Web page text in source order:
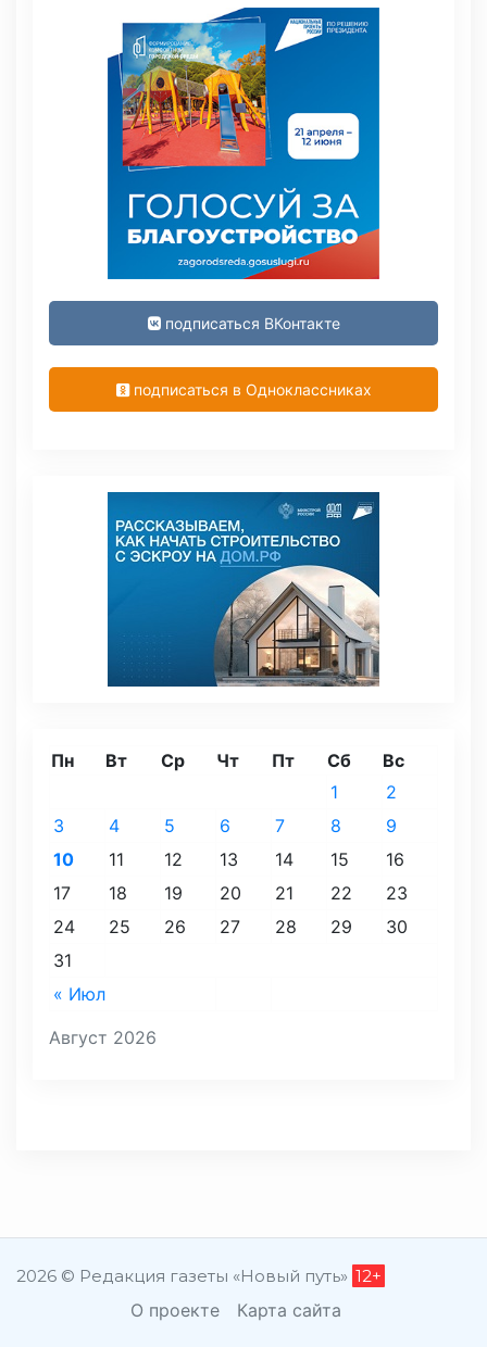
подписаться ВКонтакте
подписаться в Одноклассниках
Август 2026
Пн Вт Ср Чт Пт Сб Вс
« Июл
1
2
3
4 5 6 7 8
9
10
11 12 13 14 15
16
17
18 19 20 21 22
23
24
25 26 27 28 29
30
31
2026 © Редакция газеты «Новый путь» 12+
О проекте Карта сайта